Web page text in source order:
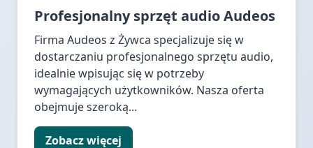
Profesjonalny sprzęt audio Audeos
Firma Audeos z Żywca specjalizuje się w
dostarczaniu profesjonalnego sprzętu audio,
idealnie wpisując się w potrzeby
wymagających użytkowników. Nasza oferta
obejmuje szeroką...
Zobacz więcej